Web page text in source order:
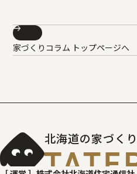
家づくりコラム トップページへ
北海道の家づく